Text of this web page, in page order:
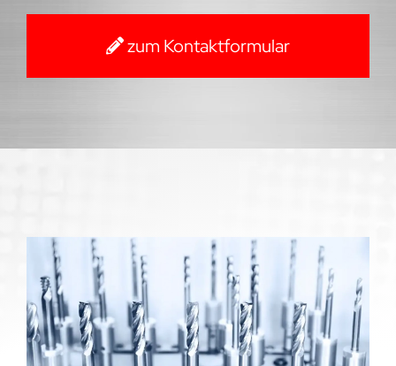
zum Kontaktformular